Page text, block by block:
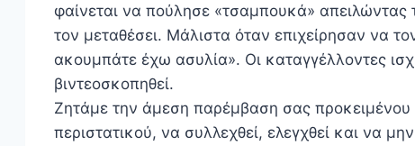
φαίνεται να πούλησε «τσαμπουκά» απειλώντας
τον μεταθέσει. Μάλιστα όταν επιχείρησαν να
ακουμπάτε έχω ασυλία». Οι καταγγέλλοντες
βιντεοσκοπηθεί.
Ζητάμε την άμεση παρέμβαση σας προκειμένου
περιστατικού, να συλλεχθεί, ελεγχθεί και να